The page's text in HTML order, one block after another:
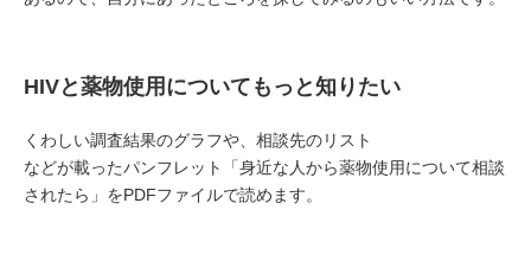
HIVと薬物使用についてもっと知りたい
くわしい調査結果のグラフや、相談先のリスト
などが載ったパンフレット「身近な人から薬物使用について相談
されたら」をPDFファイルで読めます。